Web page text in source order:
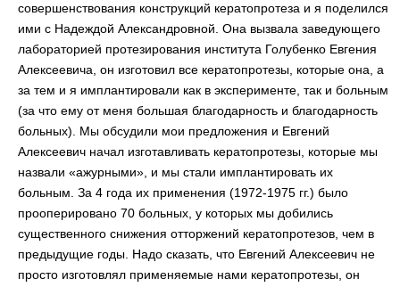
совершенствования конструкций кератопротеза и я поделился
ими с Надеждой Александровной. Она вызвала заведующего
лабораторией протезирования института Голубенко Евгения
Алексеевича, он изготовил все кератопротезы, которые она, а
за тем и я имплантировали как в эксперименте, так и больным
(за что ему от меня большая благодарность и благодарность
больных). Мы обсудили мои предложения и Евгений
Алексеевич начал изготавливать кератопротезы, которые мы
назвали «ажурными», и мы стали имплантировать их
больным. За 4 года их применения (1972-1975 гг.) было
прооперировано 70 больных, у которых мы добились
существенного снижения отторжений кератопротезов, чем в
предыдущие годы. Надо сказать, что Евгений Алексеевич не
просто изготовлял применяемые нами кератопротезы, он